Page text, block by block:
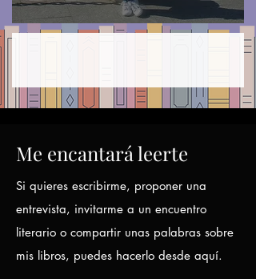
Me encantará leerte
Si quieres escribirme, proponer una
entrevista, invitarme a un encuentro
literario o compartir unas palabras sobre
mis libros, puedes hacerlo desde aquí.